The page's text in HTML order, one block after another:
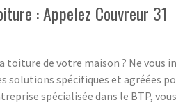
: Appelez Couvreur 31
toiture de votre maison ? Ne vous
solutions spécifiques et agréées
spécialisée dans le BTP,